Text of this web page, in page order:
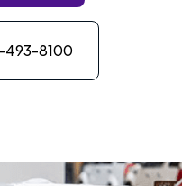
493-8100